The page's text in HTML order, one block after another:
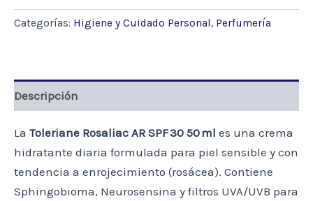
AR
Categorías: Higiene y Cuidado Personal , Perfumería
Descripción
La Toleriane Rosaliac AR SPF 30 50 ml es una crema
hidratante diaria formulada para piel sensible y con
tendencia a enrojecimiento (rosácea). Contiene
Sphingobioma, Neurosensina y filtros UVA/UVB para